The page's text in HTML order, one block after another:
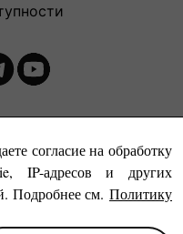
согласие на обработку
IP-адресов и других
Подробнее см. Политику